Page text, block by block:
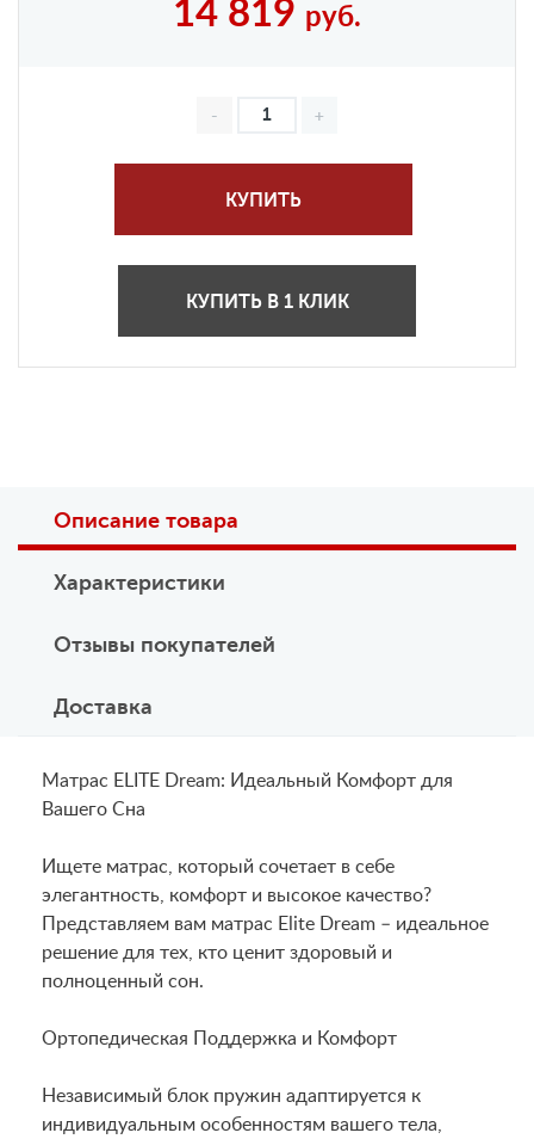
14 819 руб.
КУПИТЬ
КУПИТЬ В 1 КЛИК
Описание товара
Характеристики
Отзывы покупателей
Доставка
Матрас ELITE Dream: Идеальный Комфорт для
Вашего Сна
Ищете матрас, который сочетает в себе
элегантность, комфорт и высокое качество?
Представляем вам матрас Elite Dream – идеальное
решение для тех, кто ценит здоровый и
полноценный сон.
Ортопедическая Поддержка и Комфорт
Независимый блок пружин адаптируется к
индивидуальным особенностям вашего тела,